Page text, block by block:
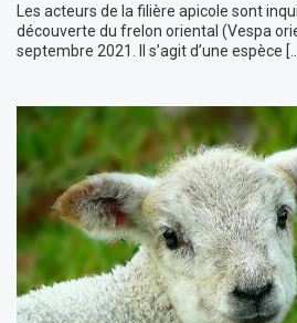
Les acteurs de la filière apicole sont
découverte du frelon oriental (Vespa
septembre 2021. Il s’agit d’une espèce